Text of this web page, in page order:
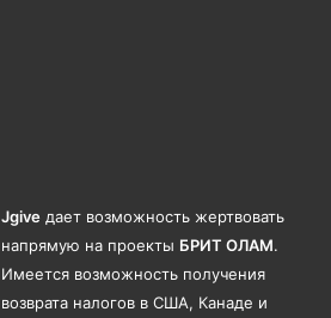
Jgiveдает возможность жертвовать
напрямую на проекты БРИТ ОЛАМ.
Имеется возможность получения
возврата налогов в США, Канаде и